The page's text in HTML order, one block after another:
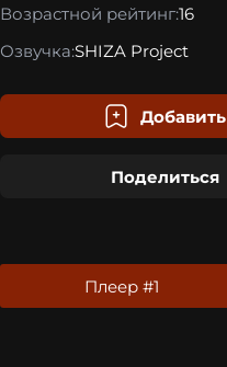
Возрастной рейтинг:16
Озвучка:SHIZA Project
Добавить
Поделиться
Плеер #1